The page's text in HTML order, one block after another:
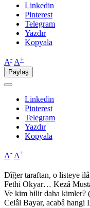
Linkedin
Pinterest
Telegram
Yazdır
Kopyala
A- A+
Paylaş
Linkedin
Pinterest
Telegram
Yazdır
Kopyala
A- A+
Dîğer taraftan, o listeye
Fethi Okyar… Kezâ
Ve kim bilir daha kimler?
Celâl Bayar, acabâ hangi